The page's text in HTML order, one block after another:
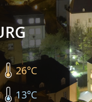
26°C
13°C